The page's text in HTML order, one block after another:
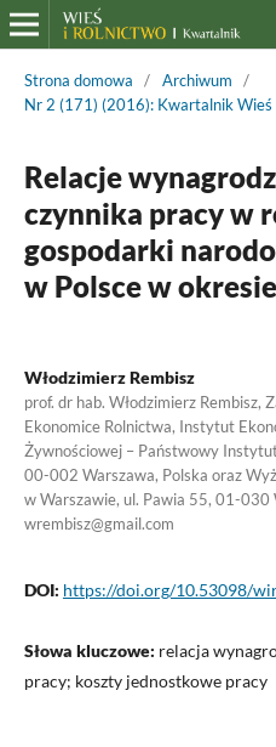
Strona domowa / Archiwum
/
Nr 2 (171) (2016): Kwartalnik Wieś
Relacje
czynnika pracy w
gospodarki
w Polsce w
Włodzimierz Rembisz
prof. dr hab. Włodzimierz
Ekonomice Rolnictwa, Instytut
Żywnościowej – Państwowy
00-002 Warszawa, Polska oraz
w Warszawie, ul. Pawia 55, 01-030
wrembisz@gmail.com
DOI: https://doi.org/10.53098/
Słowa kluczowe: relacja
pracy; koszty jednostkowe pracy